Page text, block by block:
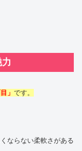
」 です。
ならない柔軟さがある